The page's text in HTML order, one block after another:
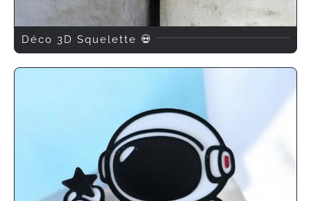
Déco 3D Squelette 💀